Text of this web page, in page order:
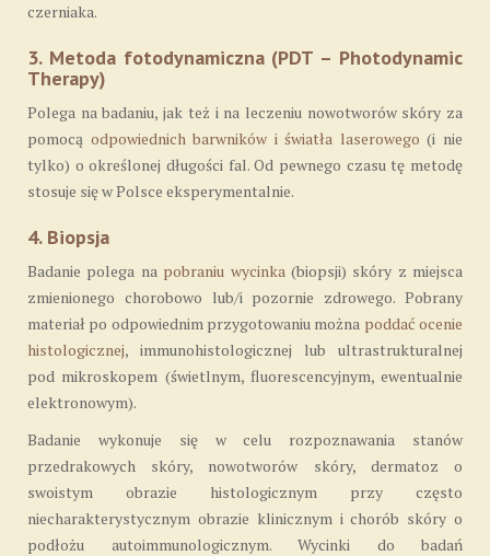
czerniaka.
3. Metoda fotodynamiczna (PDT – Photodynamic
Therapy)
Polega na badaniu, jak też i na leczeniu nowotworów skóry za
pomocą odpowiednich barwników i światła laserowego (i nie
tylko) o określonej długości fal. Od pewnego czasu tę metodę
stosuje się w Polsce eksperymentalnie.
4. Biopsja
Badanie polega na pobraniu wycinka(biopsji) skóry z miejsca
zmienionego chorobowo lub/i pozornie zdrowego. Pobrany
materiał po odpowiednim przygotowaniu można poddać ocenie
histologicznej, immunohistologicznej lub ultrastrukturalnej
pod mikroskopem (świetlnym, fluorescencyjnym, ewentualnie
elektronowym).
Badanie wykonuje się w celu rozpoznawania stanów
przedrakowych skóry, nowotworów skóry, dermatoz o
swoistym obrazie histologicznym przy często
niecharakterystycznym obrazie klinicznym i chorób skóry o
podłożu autoimmunologicznym. Wycinki do badań